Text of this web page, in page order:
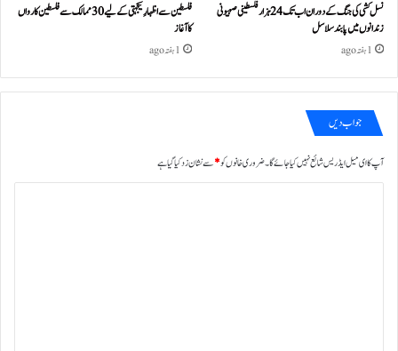
نسل کشی کی جنگ کے دوران اب تک 24ہزار فلسطینی صہیونی
زندانوں میں پابند سلاسل
1 ہفتہ ago
فلسطین سے اظہارِ یکجہتی کے لیے 30 ممالک سے فلسطین کارواں
کا آغاز
1 ہفتہ ago
جواب دیں
آپ کا ای میل ایڈریس شائع نہیں کیا جائے گا۔ضروری خانوں کو*سے نشان زد کیا گیا ہے